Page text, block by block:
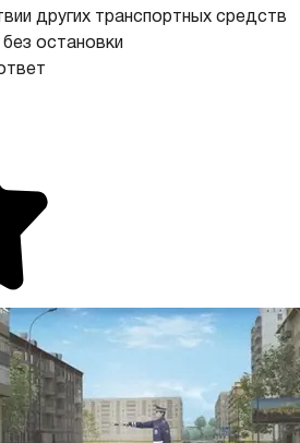
других транспортных средств
остановки